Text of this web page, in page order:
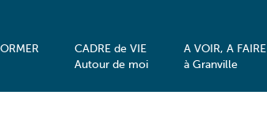
CADRE de VIE
Autour de moi
A VOIR, A FAIRE
à Granville